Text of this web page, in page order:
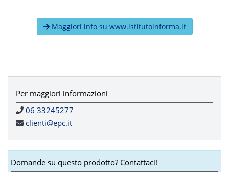
Maggiori info su www.istitutoinforma.it
Per maggiori informazioni
06 33245277
clienti@epc.it
Domande su questo prodotto? Contattaci!